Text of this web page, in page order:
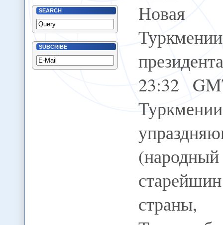
SEARCH
SUBCRIBE
Новая
23:32